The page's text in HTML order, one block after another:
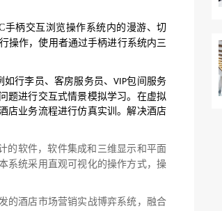
手柄交互浏览操作系统内的漫游、切
操作，使用者通过手柄进行系统内三
如行李员、客房服务员、VIP包间服务
题进行交互式情景模拟学习。在虚拟
店业务流程进行仿真实训。解决酒店
的软件，软件集成和三维显示和平面
系统采用直观可视化的操作方式，操
的酒店市场营销实战博弈系统，融合